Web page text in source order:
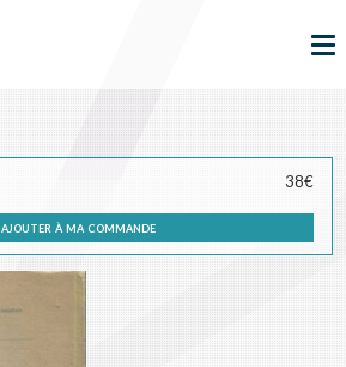
38€
ajouter à ma commande